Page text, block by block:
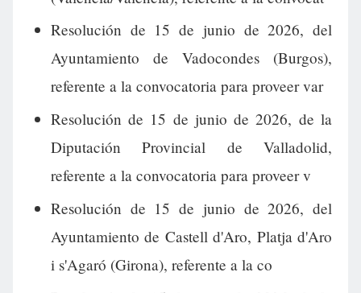
Resolución de 15 de junio de 2026, del
Ayuntamiento de Vadocondes (Burgos),
referente a la convocatoria para proveer var
Resolución de 15 de junio de 2026, de la
Diputación Provincial de Valladolid,
referente a la convocatoria para proveer v
Resolución de 15 de junio de 2026, del
Ayuntamiento de Castell d'Aro, Platja d'Aro
i s'Agaró (Girona), referente a la co